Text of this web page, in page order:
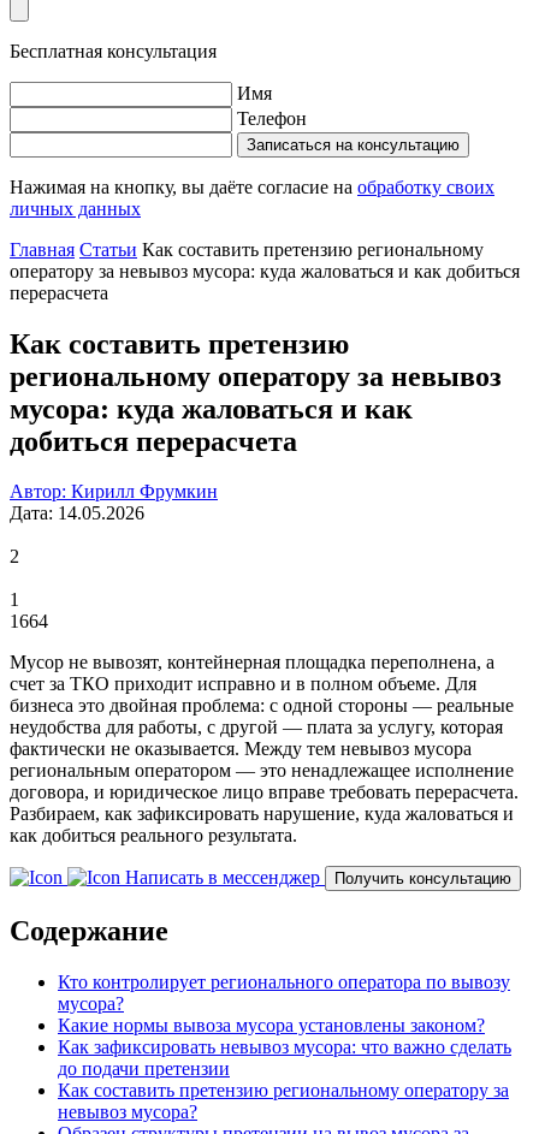
Бесплатная консультация
Имя
Телефон
Записаться на консультацию
Нажимая на кнопку, вы даёте согласие на обработку своих
личных данных
Главная Статьи Как составить претензию региональному
оператору за невывоз мусора: куда жаловаться и как добиться
перерасчета
Как составить претензию
региональному оператору за невывоз
мусора: куда жаловаться и как
добиться перерасчета
Автор: Кирилл Фрумкин
Дата: 14.05.2026
2
1
1664
Мусор не вывозят, контейнерная площадка переполнена, а
счет за ТКО приходит исправно и в полном объеме. Для
бизнеса это двойная проблема: с одной стороны — реальные
неудобства для работы, с другой — плата за услугу, которая
фактически не оказывается. Между тем невывоз мусора
региональным оператором — это ненадлежащее исполнение
договора, и юридическое лицо вправе требовать перерасчета.
Разбираем, как зафиксировать нарушение, куда жаловаться и
как добиться реального результата.
Написать в мессенджер Получить консультацию
Содержание
Кто контролирует регионального оператора по вывозу
мусора?
Какие нормы вывоза мусора установлены законом?
Как зафиксировать невывоз мусора: что важно сделать
до подачи претензии
Как составить претензию региональному оператору за
невывоз мусора?